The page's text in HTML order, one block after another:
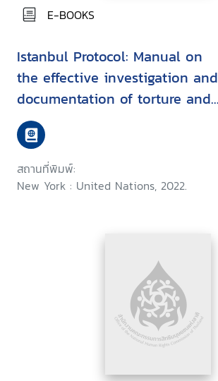
E-BOOKS
Istanbul Protocol: Manual on
the effective investigation and
documentation of torture and
other cruel, inhuman or
degrading treatment or
punishment
สถานที่พิมพ์:
New York : United Nations, 2022.